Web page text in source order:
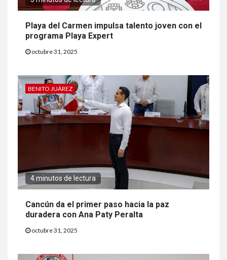
Playa del Carmen impulsa talento joven con el
programa Playa Expert
octubre 31, 2025
BENITO JUÁREZ
4 minutos de lectura
Cancún da el primer paso hacia la paz
duradera con Ana Paty Peralta
octubre 31, 2025